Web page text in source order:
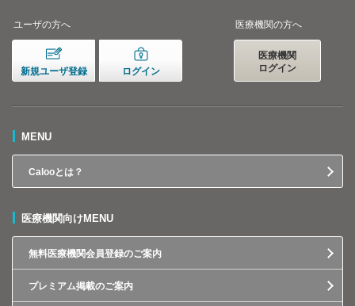
ユーザの方へ
新規ユーザ登録 ログイン
医療機関の方へ
医療機関
ログイン
MENU
Calooとは？
医療機関向けMENU
無料医療機関会員登録のご案内
プレミアム掲載のご案内